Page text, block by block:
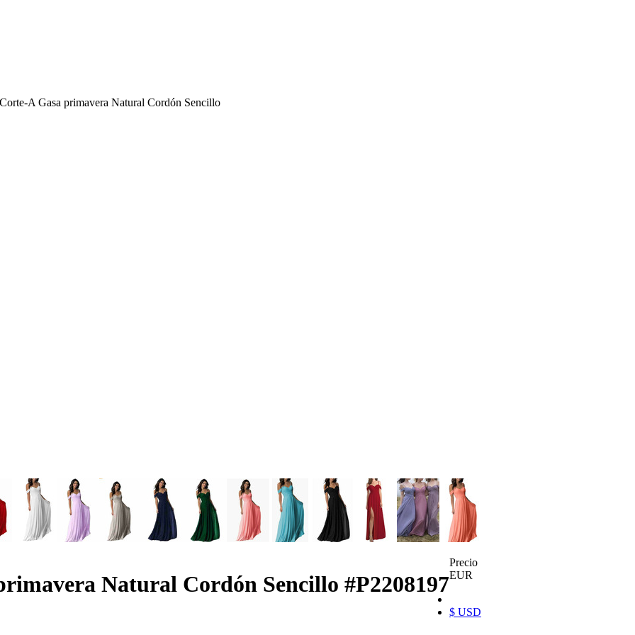
A Gasa primavera Natural Cordón Sencillo
Natural Cordón Sencillo #P2208197
Precio
EUR
$ USD